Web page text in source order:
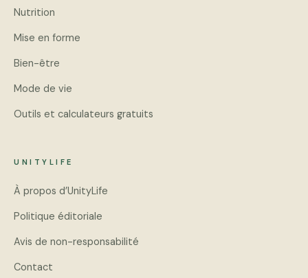
Nutrition
Mise en forme
Bien-être
Mode de vie
Outils et calculateurs gratuits
UNITYLIFE
À propos d’UnityLife
Politique éditoriale
Avis de non-responsabilité
Contact